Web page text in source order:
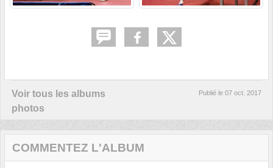
Voir tous les albums
photos
Publié le 07 oct. 2017
COMMENTEZ L'ALBUM